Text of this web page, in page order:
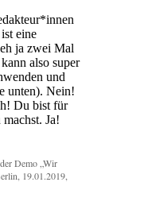
eine
ja zwei Mal
also super
und
unten). Nein!
Du bist für
Ja!
Demo „Wir
19.01.2019,